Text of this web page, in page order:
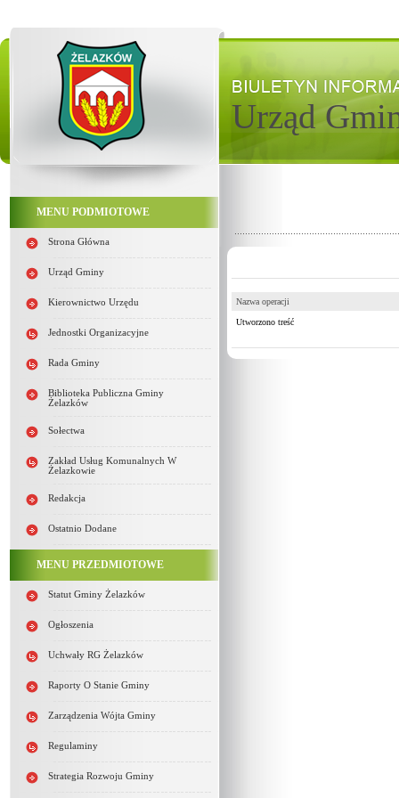
Urząd
MENU PODMIOTOWE
Strona Główna
Urząd Gminy
Kierownictwo Urzędu
Jednostki Organizacyjne
Rada Gminy
Biblioteka Publiczna Gminy
Żelazków
Sołectwa
Zakład Usług Komunalnych W
Żelazkowie
Redakcja
Ostatnio Dodane
MENU PRZEDMIOTOWE
Statut Gminy Żelazków
Ogłoszenia
Uchwały RG Żelazków
Raporty O Stanie Gminy
Zarządzenia Wójta Gminy
Regulaminy
Strategia Rozwoju Gminy
Nazwa operacji
Utworzono treść